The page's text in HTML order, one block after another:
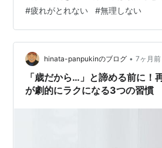
しやすい人ほど「真面目な性格」**
に多く見られます。 本記事では、な
調を崩しやすいのか、再雇用という
不良の関係をわかりやすく解説しま
い「真面目な人」が知らないうちに
雇用世代に多い「真面目な人」の…
#疲れがとれない #無理しない
hinata-panpukinのブログ • 7ヶ月前
「歳だから…」と諦める前に！
が劇的にラクになる3つの習慣